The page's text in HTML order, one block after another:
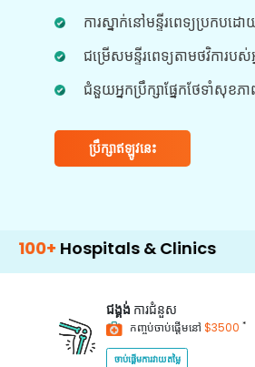
ការស្នាក់នៅមន្ទីរពេទ្យប្រកបដ
ជម្រើសមន្ទីរពេទ្យតាមថវិការបស់
ជំនួយអ្នកប្រឹក្សាផ្នែកថែទាំសុខភ
ប្រឹក្សាឥឡូវនេះ
ព្យាបាលក្នុងពេលវេលាជាក់ស្តែងសម្រាប់
& Clinics 500+
ជង្គង់ ការជំនួស
កញ្ចប់ចាប់ផ្តើមនៅ $3500 *
ចាប់ផ្តើមការវាយតម្លៃ